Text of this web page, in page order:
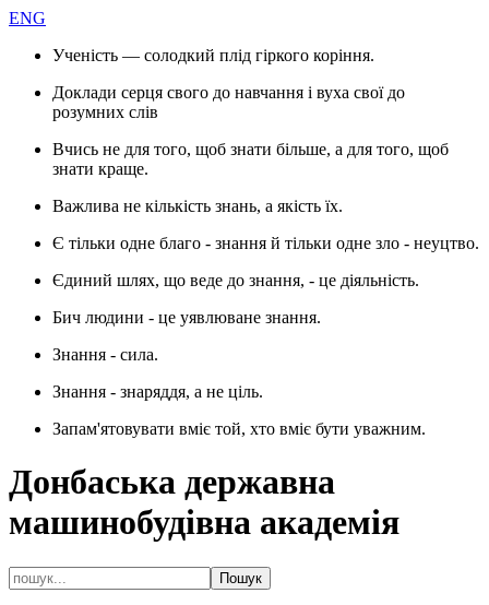
ENG
Ученість — солодкий плід гіркого коріння.
Доклади серця свого до навчання і вуха свої до
розумних слів
Вчись не для того, щоб знати більше, а для того, щоб
знати краще.
Важлива не кількість знань, а якість їх.
Є тільки одне благо - знання й тільки одне зло - неуцтво.
Єдиний шлях, що веде до знання, - це діяльність.
Бич людини - це уявлюване знання.
Знання - сила.
Знання - знаряддя, а не ціль.
Запам'ятовувати вміє той, хто вміє бути уважним.
Донбаська державна
машинобудівна академія